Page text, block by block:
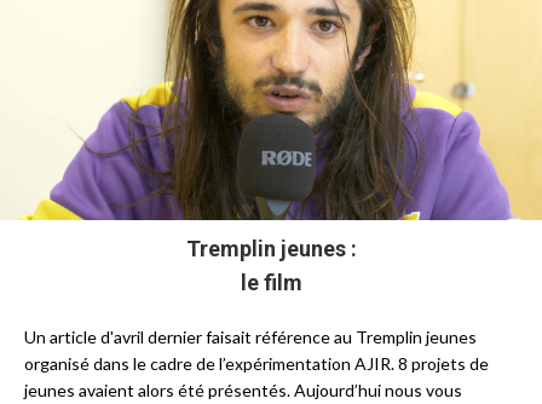
Tremplin jeunes :
le film
Un article d'avril dernier faisait référence au Tremplin jeunes
organisé dans le cadre de l’expérimentation AJIR. 8 projets de
jeunes avaient alors été présentés. Aujourd’hui nous vous